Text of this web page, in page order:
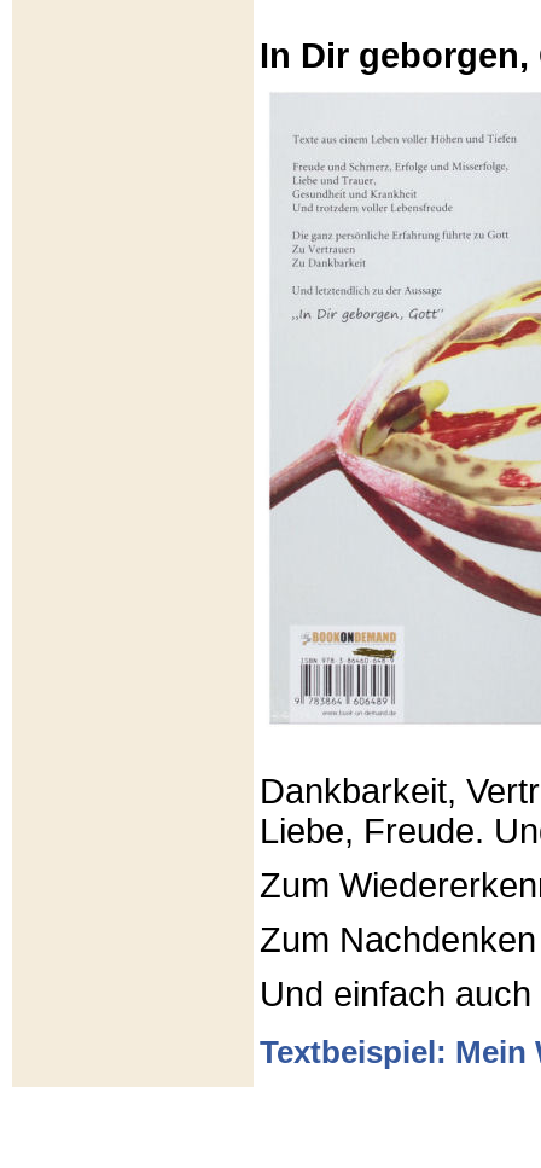
In Dir geborgen,
Dankbarkeit,
Liebe, Freude.
Zum
Zum Nachdenken
Und einfach
Textbeispiel: Mein